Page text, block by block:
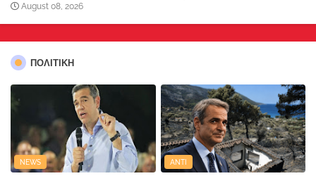
August 08, 2026
ΠΟΛΙΤΙΚΗ
NEWS ANTI